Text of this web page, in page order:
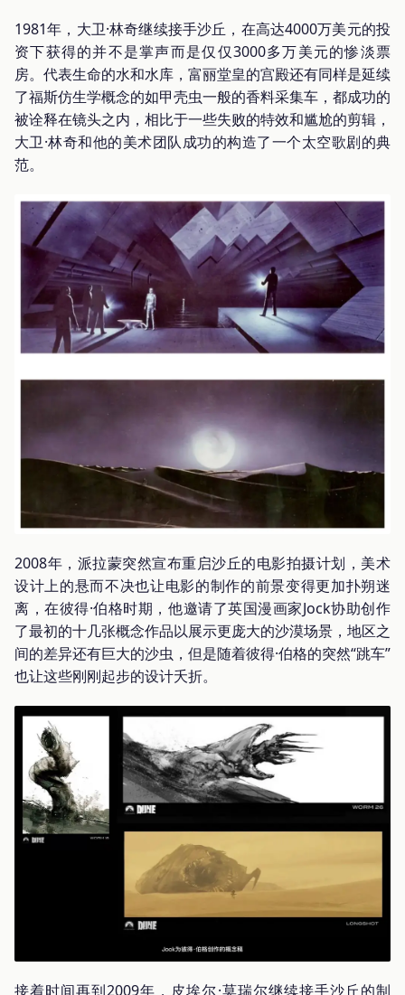
1981年，大卫·林奇继续接手沙丘，在高达4000万美元的投
资下获得的并不是掌声而是仅仅3000多万美元的惨淡票
房。代表生命的水和水库，富丽堂皇的宫殿还有同样是延续
了福斯仿生学概念的如甲壳虫一般的香料采集车，都成功的
被诠释在镜头之内，相比于一些失败的特效和尴尬的剪辑，
大卫·林奇和他的美术团队成功的构造了一个太空歌剧的典
范。
2008年，派拉蒙突然宣布重启沙丘的电影拍摄计划，美术
设计上的悬而不决也让电影的制作的前景变得更加扑朔迷
离，在彼得·伯格时期，他邀请了英国漫画家Jock协助创作
了最初的十几张概念作品以展示更庞大的沙漠场景，地区之
间的差异还有巨大的沙虫，但是随着彼得·伯格的突然“跳车”
也让这些刚刚起步的设计夭折。
接着时间再到2009年，皮埃尔·莫瑞尔继续接手沙丘的制